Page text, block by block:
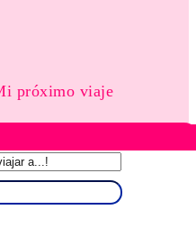
próximo viaje